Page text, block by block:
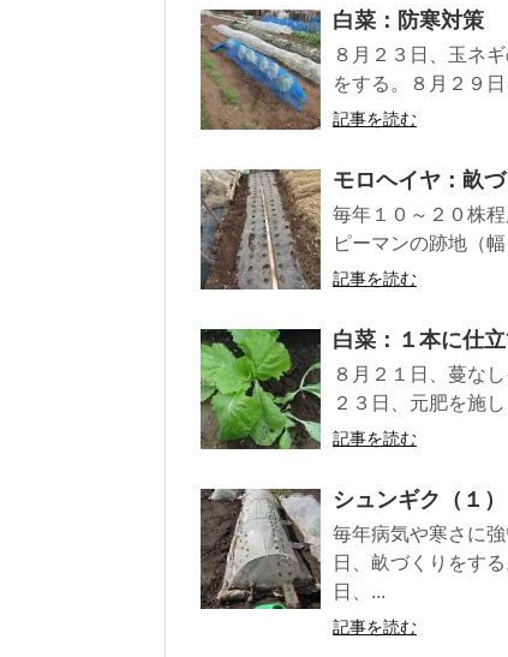
白菜：防寒対策
８月２３日、玉ネ
をする。８月２９
記事を読む
モロヘイヤ：畝づ
毎年１０～２０株
ピーマンの跡地（
記事を読む
白菜：１本に仕
８月２１日、蔓な
２３日、元肥を施
記事を読む
シュンギク（１
毎年病気や寒さに
日、畝づくりをす
日、...
記事を読む